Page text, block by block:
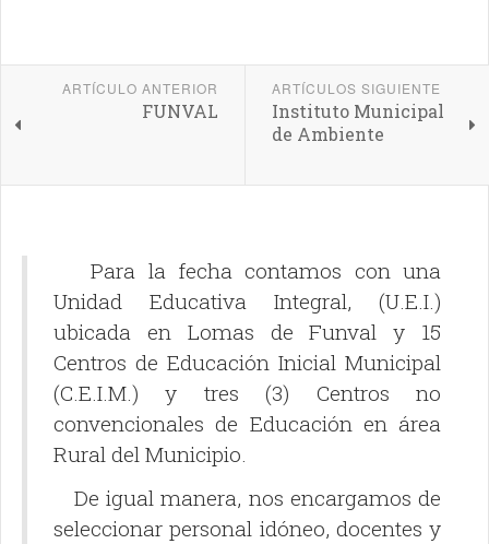
ARTÍCULO ANTERIOR
FUNVAL
ARTÍCULOS SIGUIENTE
Instituto Municipal
de Ambiente
Para la fecha contamos con una
Unidad Educativa Integral, (U.E.I.)
ubicada en Lomas de Funval y 15
Centros de Educación Inicial Municipal
(C.E.I.M.) y tres (3) Centros no
convencionales de Educación en área
Rural del Municipio.
De igual manera, nos encargamos de
seleccionar personal idóneo, docentes y